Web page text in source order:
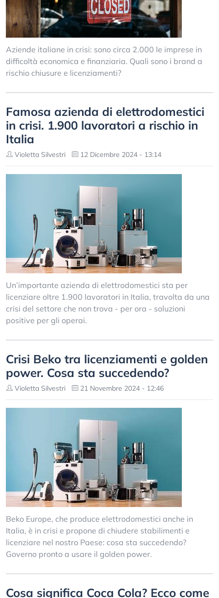
Aziende italiane in crisi: sono circa 2.000 le imprese in
difficoltà economica e finanziaria. Quali sono i brand a
rischio chiusure e licenziamenti?
Famosa azienda di elettrodomestici
in crisi. 1.900 lavoratori a rischio in
Italia
Violetta Silvestri 12 Dicembre 2024 - 13:14
Un’importante azienda di elettrodomestici sta per
licenziare oltre 1.900 lavoratori in Italia, travolta da una
crisi del settore che non trova - per ora - soluzioni
positive per gli operai.
Crisi Beko tra licenziamenti e golden
power. Cosa sta succedendo?
Violetta Silvestri 21 Novembre 2024 - 12:46
Beko Europe, che produce elettrodomestici anche in
Italia, è in crisi e propone di chiudere stabilimenti e
licenziare nel nostro Paese: cosa sta succedendo?
Governo pronto a usare il golden power.
Cosa significa Coca Cola? Ecco come